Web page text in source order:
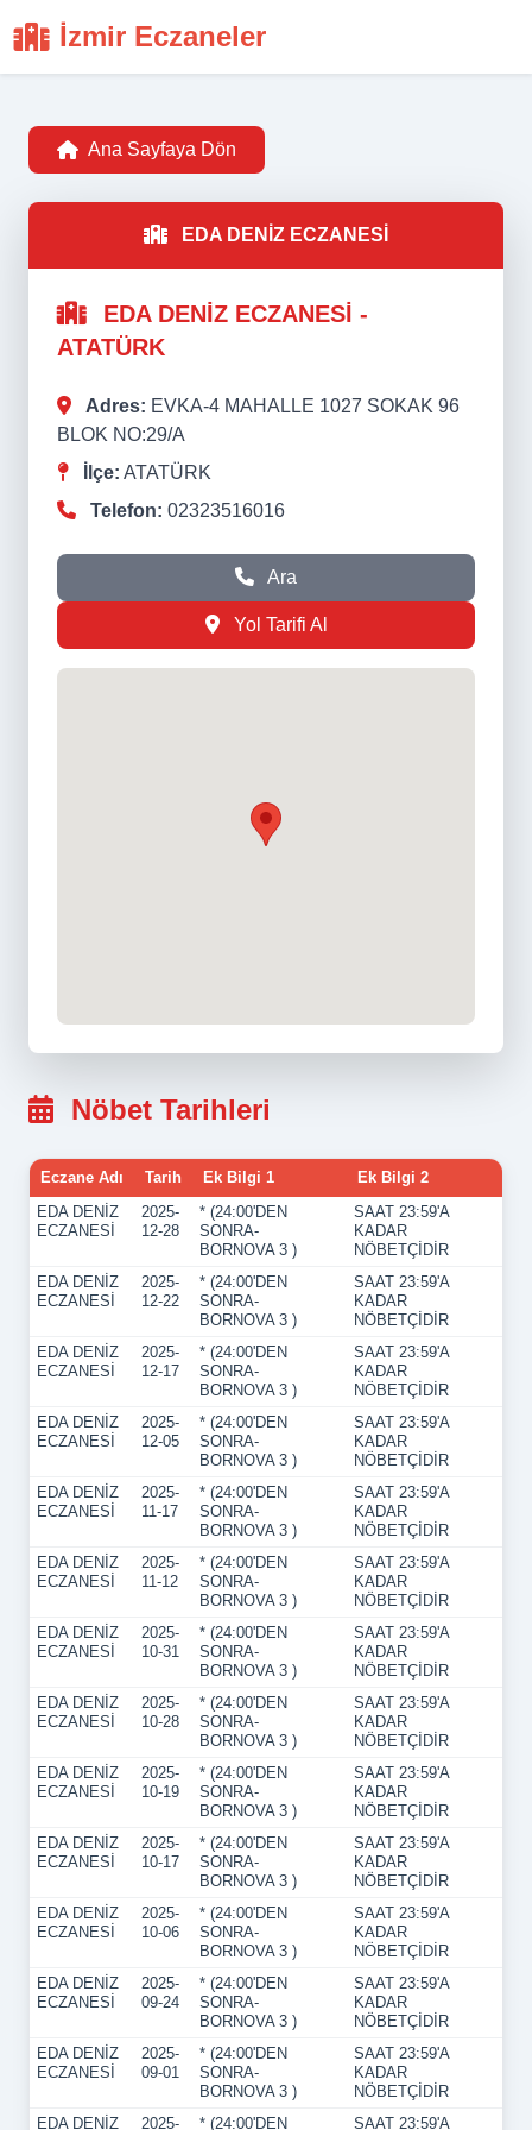
İzmir Eczaneler
Ana Sayfaya Dön
EDA DENİZ ECZANESİ
EDA DENİZ ECZANESİ -
ATATÜRK
Adres: EVKA-4 MAHALLE 1027 SOKAK 96
BLOK NO:29/A
İlçe: ATATÜRK
Telefon: 02323516016
Ara
Yol Tarifi Al
Nöbet Tarihleri
Eczane Adı Tarih Ek Bilgi 1
Ek Bilgi 2
EDA DENİZ
ECZANESİ
2025-
12-28
* (24:00'DEN
SONRA-
BORNOVA 3 )
SAAT 23:59'A
KADAR
NÖBETÇİDİR
EDA DENİZ
ECZANESİ
2025-
12-22
* (24:00'DEN
SONRA-
BORNOVA 3 )
SAAT 23:59'A
KADAR
NÖBETÇİDİR
EDA DENİZ
ECZANESİ
2025-
12-17
* (24:00'DEN
SONRA-
BORNOVA 3 )
SAAT 23:59'A
KADAR
NÖBETÇİDİR
EDA DENİZ
ECZANESİ
2025-
12-05
* (24:00'DEN
SONRA-
BORNOVA 3 )
SAAT 23:59'A
KADAR
NÖBETÇİDİR
EDA DENİZ
ECZANESİ
2025-
11-17
* (24:00'DEN
SONRA-
BORNOVA 3 )
SAAT 23:59'A
KADAR
NÖBETÇİDİR
EDA DENİZ
ECZANESİ
2025-
11-12
* (24:00'DEN
SONRA-
BORNOVA 3 )
SAAT 23:59'A
KADAR
NÖBETÇİDİR
EDA DENİZ
ECZANESİ
2025-
10-31
* (24:00'DEN
SONRA-
BORNOVA 3 )
SAAT 23:59'A
KADAR
NÖBETÇİDİR
EDA DENİZ
ECZANESİ
2025-
10-28
* (24:00'DEN
SONRA-
BORNOVA 3 )
SAAT 23:59'A
KADAR
NÖBETÇİDİR
EDA DENİZ
ECZANESİ
2025-
10-19
* (24:00'DEN
SONRA-
BORNOVA 3 )
SAAT 23:59'A
KADAR
NÖBETÇİDİR
EDA DENİZ
ECZANESİ
2025-
10-17
* (24:00'DEN
SONRA-
BORNOVA 3 )
SAAT 23:59'A
KADAR
NÖBETÇİDİR
EDA DENİZ
ECZANESİ
2025-
10-06
* (24:00'DEN
SONRA-
BORNOVA 3 )
SAAT 23:59'A
KADAR
NÖBETÇİDİR
EDA DENİZ
ECZANESİ
2025-
09-24
* (24:00'DEN
SONRA-
BORNOVA 3 )
SAAT 23:59'A
KADAR
NÖBETÇİDİR
EDA DENİZ
ECZANESİ
2025-
09-01
* (24:00'DEN
SONRA-
BORNOVA 3 )
SAAT 23:59'A
KADAR
NÖBETÇİDİR
EDA DENİZ
2025- * (24:00'DEN SAAT 23:59'A